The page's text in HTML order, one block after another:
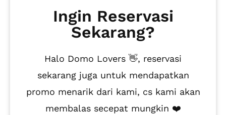
Ingin Reservasi
Sekarang?
Halo Domo Lovers 👋, reservasi
sekarang juga untuk mendapatkan
promo menarik dari kami, cs kami akan
membalas secepat mungkin ❤️